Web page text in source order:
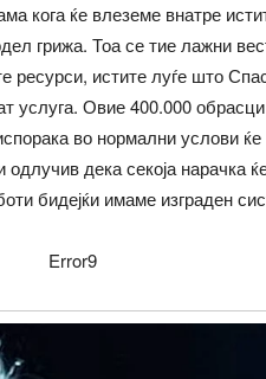
кога ќе влеземе внатре
грижа. Тоа се тие лажни
ресурси, истите луѓе што
услуга. Овие 400.000
во нормални услови
дека секоја нарачка
бидејќи имаме изграден
Error9